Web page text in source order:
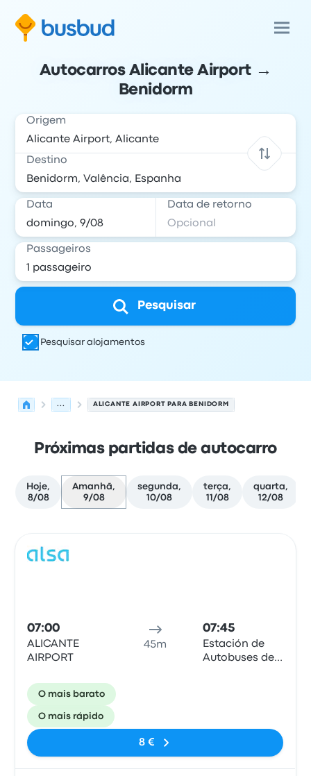
Autocarros Alicante Airport →
Benidorm
Origem
Destino
Data Data de retorno
Passageiros
Pesquisar
Pesquisar alojamentos
... ALICANTE AIRPORT PARA BENIDORM
Próximas partidas de autocarro
Hoje,
8/08
Amanhã,
9/08
segunda,
10/08
terça,
11/08
quarta,
12/08
07:00
ALICANTE
AIRPORT
45m
07:45
Estación de
Autobuses de
O mais barato
O mais rápido
8 €